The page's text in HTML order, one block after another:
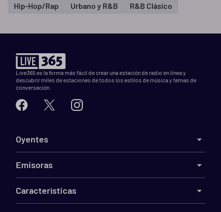
Hip-Hop/Rap Urbano y R&B R&B Clásico
Live365 es la forma más fácil de crear una estación de radio en línea y
descubrir miles de estaciones de todos los estilos de música y temas de
conversación.
Oyentes
Emisoras
Características